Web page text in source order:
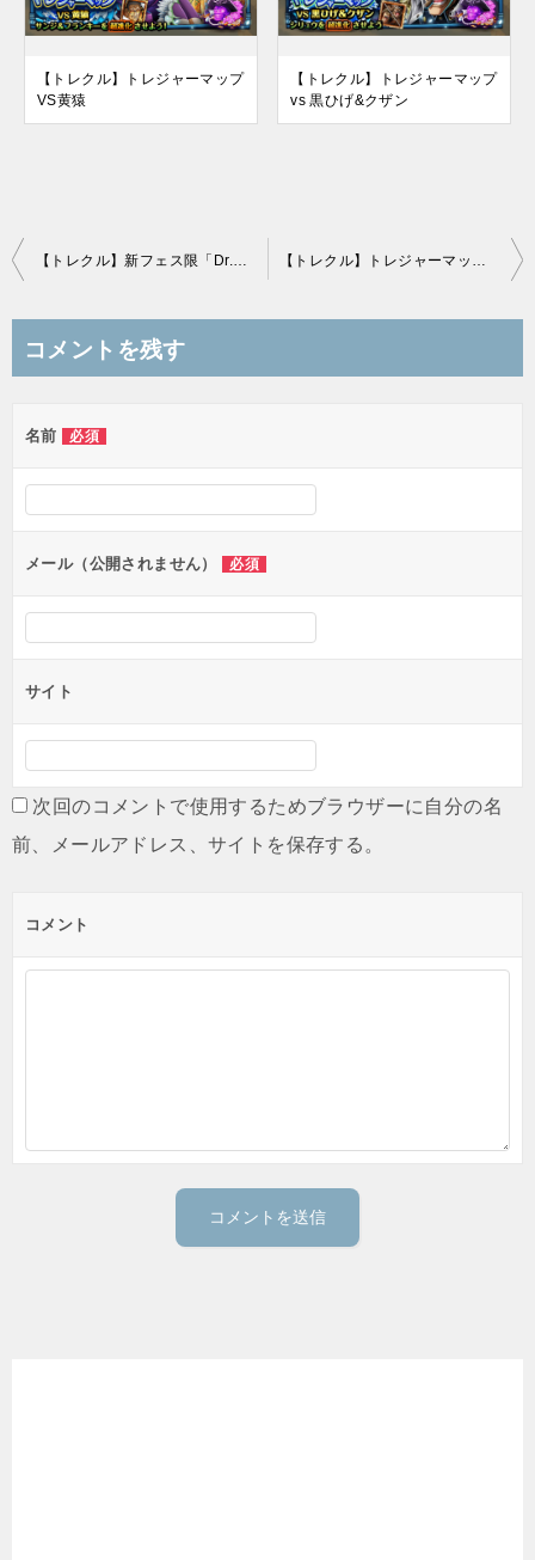
【トレクル】トレジャーマップ
VS黄猿
【トレクル】トレジャーマップ
vs 黒ひげ&クザン
投
ビ
ー
シ
ョ
ン
コメントを残す
名前 必須
メール（公開されません） 必須
サイト
次回のコメントで使用するためブラウザーに自分の名
前、メールアドレス、サイトを保存する。
コメント